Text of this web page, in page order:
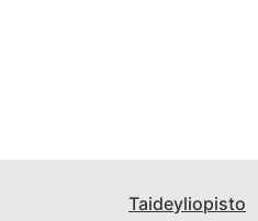
Taideyliopisto